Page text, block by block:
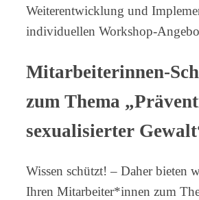
Weiterentwicklung und
individuellen Workshop-
Mitarbeiterinnen-
zum Thema
sexualisierter
Wissen schützt! – Daher bieten
Ihren Mitarbeiter*innen zum